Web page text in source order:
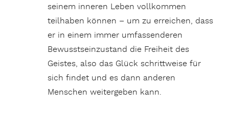
seinem inneren Leben vollkommen
teilhaben können – um zu erreichen, dass
er in einem immer umfassenderen
Bewusstseinzustand die Freiheit des
Geistes, also das Glück schrittweise für
sich findet und es dann anderen
Menschen weitergeben kann.